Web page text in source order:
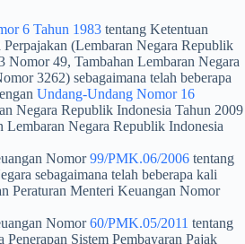
6 Tahun 1983 tentang Ketentuan
(Lembaran Negara Republik
Nomor 49, Tambahan Lembaran Negara
3262) sebagaimana telah beberapa
Undang-Undang Nomor 16
Negara Republik Indonesia Tahun 2009
Lembaran Negara Republik Indonesia
Nomor99/PMK.06/2006 tentang
sebagaimana telah beberapa kali
Peraturan Menteri Keuangan Nomor
Nomor60/PMK.05/2011 tentang
Penerapan Sistem Pembayaran Pajak